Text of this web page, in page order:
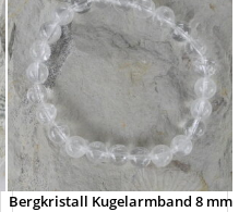
Bergkristall Kugelarmband 8 mm